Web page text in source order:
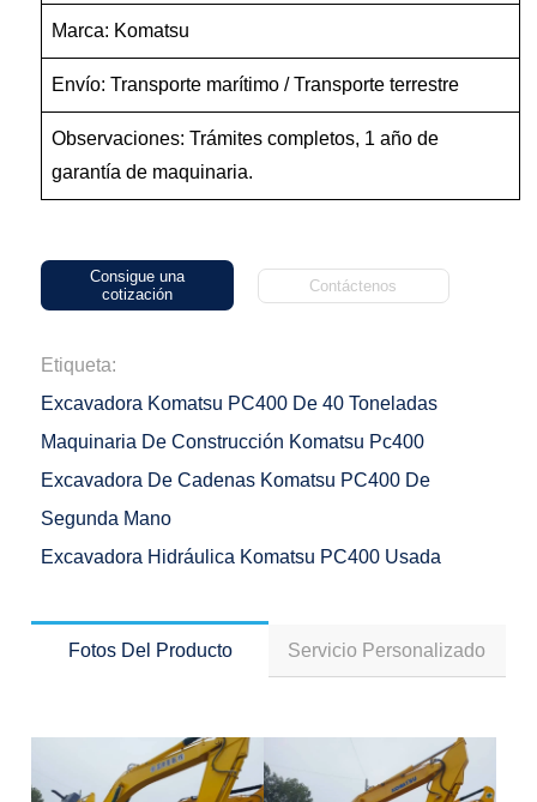
Marca: Komatsu
Envío: Transporte marítimo / Transporte terrestre
Observaciones: Trámites completos, 1 año de
garantía de maquinaria.
Consigue una
cotización
Contáctenos
Etiqueta:
Excavadora Komatsu PC400 De 40 Toneladas
Maquinaria De Construcción Komatsu Pc400
Excavadora De Cadenas Komatsu PC400 De
Segunda Mano
Excavadora Hidráulica Komatsu PC400 Usada
Fotos Del Producto Servicio Personalizado